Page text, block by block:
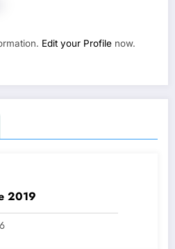
Edit your Profile now.
2019